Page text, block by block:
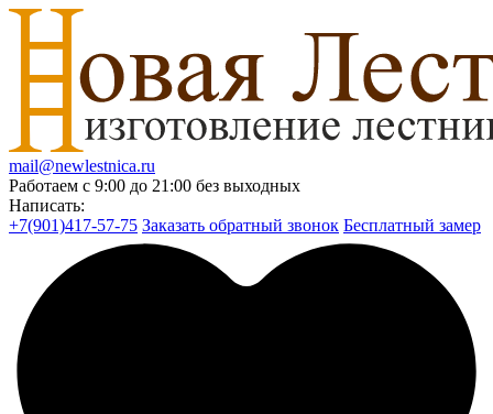
mail@newlestnica.ru
Работаем с 9:00 до 21:00 без выходных
Написать:
+7(901)417-57-75 Заказать обратный звонок Бесплатный замер